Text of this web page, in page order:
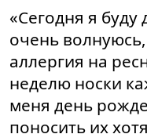
«Сегодня я буду
очень
аллергия на
неделю носки
меня день
поносить их